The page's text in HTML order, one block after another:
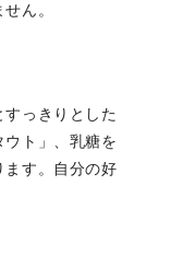
ん。
っきりとした
ト」、乳糖を
ます。自分の好